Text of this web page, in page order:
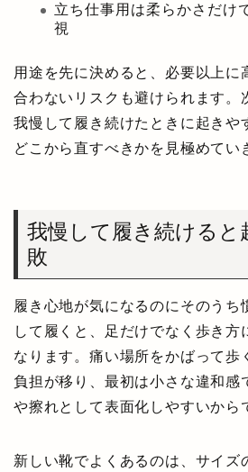
立ち仕事用は柔らかさだけ
視
用途を先に決めると、必要以上に
合わないリスクも避けられます。
我慢して履き続けたときに起きや
どこから直すべきかを見極めてい
我慢して履き続けると
敗
履き心地が気になるのにそのうち
して履くと、足だけでなく歩き方
なります。痛い場所をかばって歩
負担が移り、最初は小さな違和感
や擦れとして表面化しやすいから
新しい靴でよくあるのは、サイズ